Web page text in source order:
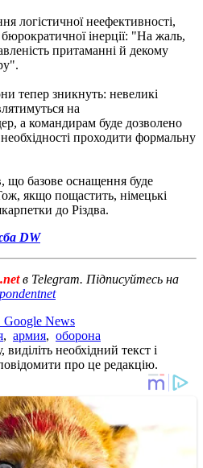
логістичної неефективності,
інерції: "На жаль,
притаманні й декому
тепер зникнуть: невеликі
на
а командирам буде дозволено
проходити формальну
що базове оснащення буде
якщо пощастить, німецькі
до Різдва.
DW
в Telegram. Підписуйтесь на
Google News
, армия, оборона
необхідний текст і
про це редакцію.